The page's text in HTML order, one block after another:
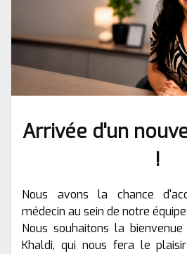
Arrivée d'un
!
Nous avons la chance
médecin au sein de notre
Nous souhaitons la
Khaldi, qui nous fera le